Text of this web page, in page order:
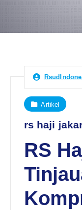
Artikel
rs haji
RS